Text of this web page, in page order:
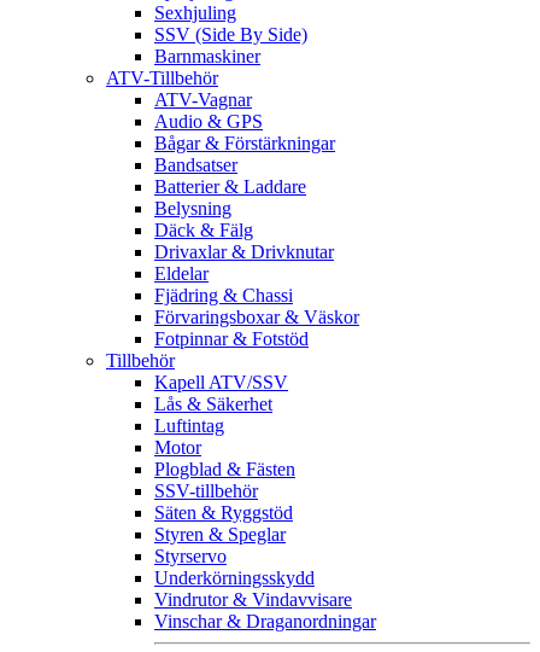
Sexhjuling
SSV (Side By Side)
Barnmaskiner
ATV-Tillbehör
ATV-Vagnar
Audio & GPS
Bågar & Förstärkningar
Bandsatser
Batterier & Laddare
Belysning
Däck & Fälg
Drivaxlar & Drivknutar
Eldelar
Fjädring & Chassi
Förvaringsboxar & Väskor
Fotpinnar & Fotstöd
Tillbehör
Kapell ATV/SSV
Lås & Säkerhet
Luftintag
Motor
Plogblad & Fästen
SSV-tillbehör
Säten & Ryggstöd
Styren & Speglar
Styrservo
Underkörningsskydd
Vindrutor & Vindavvisare
Vinschar & Draganordningar